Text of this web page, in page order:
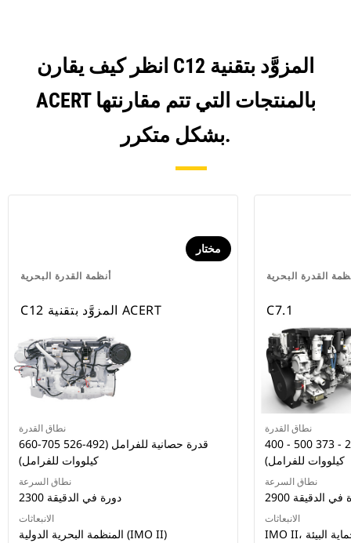
انظر كيف يقارن C12 المزوَّد بتقنية
ACERT بالمنتجات التي تتم مقارنتها
بشكل متكرر.
أنظمة القدرة البحرية
مختار
C12 المزوَّد بتقنية ACERT
نطاق القدرة
660-705 قدرة حصانية للفرامل (492-526
كيلووات للفرامل)
نطاق السرعة
2300 دورة في الدقيقة
الانبعاثات
المنظمة البحرية الدولية (IMO II)
القدرة البحرية
C7.1
نطاق القدرة
400 - 500 قدرة حصانية للفرامل (298 - 373
كيلووات للفرامل)
نطاق السرعة
في الدقيقة
الانبعاثات
IMO II، معايير وكالة حماية البيئة (EPA)